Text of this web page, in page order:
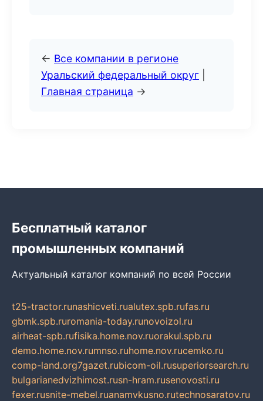
← Все компании в регионе
Уральский федеральный округ
Главная страница →
Бесплатный каталог
промышленных компаний
Актуальный каталог компаний по всей России
t25-tractor.runashicveti.rualutex.spb.rufas.ru
gbmk.spb.ruromania-today.runovoizol.ru
airheat-spb.rufisika.home.nov.ruorakul.spb.ru
demo.home.nov.rumnso.ruhome.nov.rucemko.ru
comp-land.org7gazet.rubicom-oil.rusuperiorsearch.ru
bulgarianedvizhimost.rusn-hram.rusenovosti.ru
fexer.rusnite-mebel.ruanamvkusno.rutechnosaratov.ru